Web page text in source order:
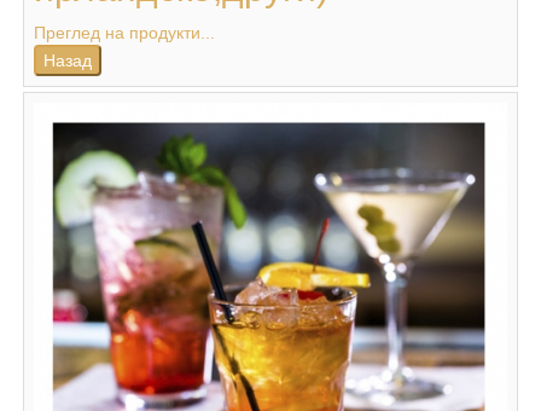
Преглед на продукти...